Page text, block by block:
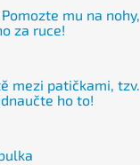
mu na nohy,
za ruce!
mezi patičkami, tzv.
ho to!